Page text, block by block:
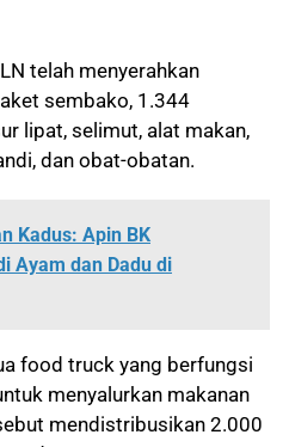
telah menyerahkan
sembako, 1.344
lipat, selimut, alat makan,
dan obat-obatan.
Kadus: Apin BK
Ayam dan Dadu di
food truck yang berfungsi
menyalurkan makanan
mendistribusikan 2.000